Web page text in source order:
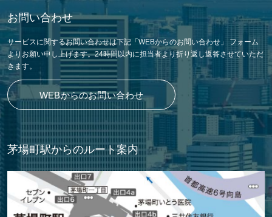
お問い合わせ
サービスに関するお問い合わせは下記「WEBからのお問い合わせ」 フォーム
よりお願い申し上げます。24時間以内に担当者より折り返し返答させていただ
きます。
WEBからのお問い合わせ
茅場町駅からのルート案内